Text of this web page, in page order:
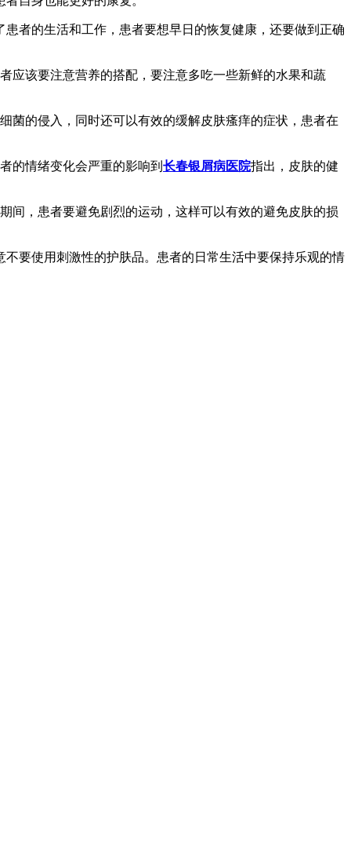
者的生活和工作，患者要想早日的恢复健康，还要做到正确
应该要注意营养的搭配，要注意多吃一些新鲜的水果和蔬
菌的侵入，同时还可以有效的缓解皮肤瘙痒的症状，患者在
的情绪变化会严重的影响到 长春银屑病医院指出，皮肤的健
间，患者要避免剧烈的运动，这样可以有效的避免皮肤的损
要使用刺激性的护肤品。患者的日常生活中要保持乐观的情